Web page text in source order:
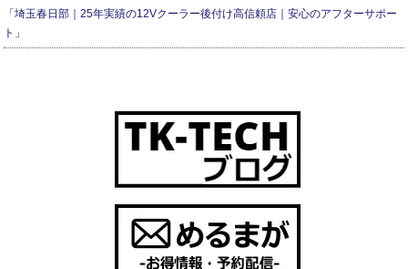
「埼玉春日部｜25年実績の12Vクーラー後付け高信頼店｜安心のアフターサポー
ト」